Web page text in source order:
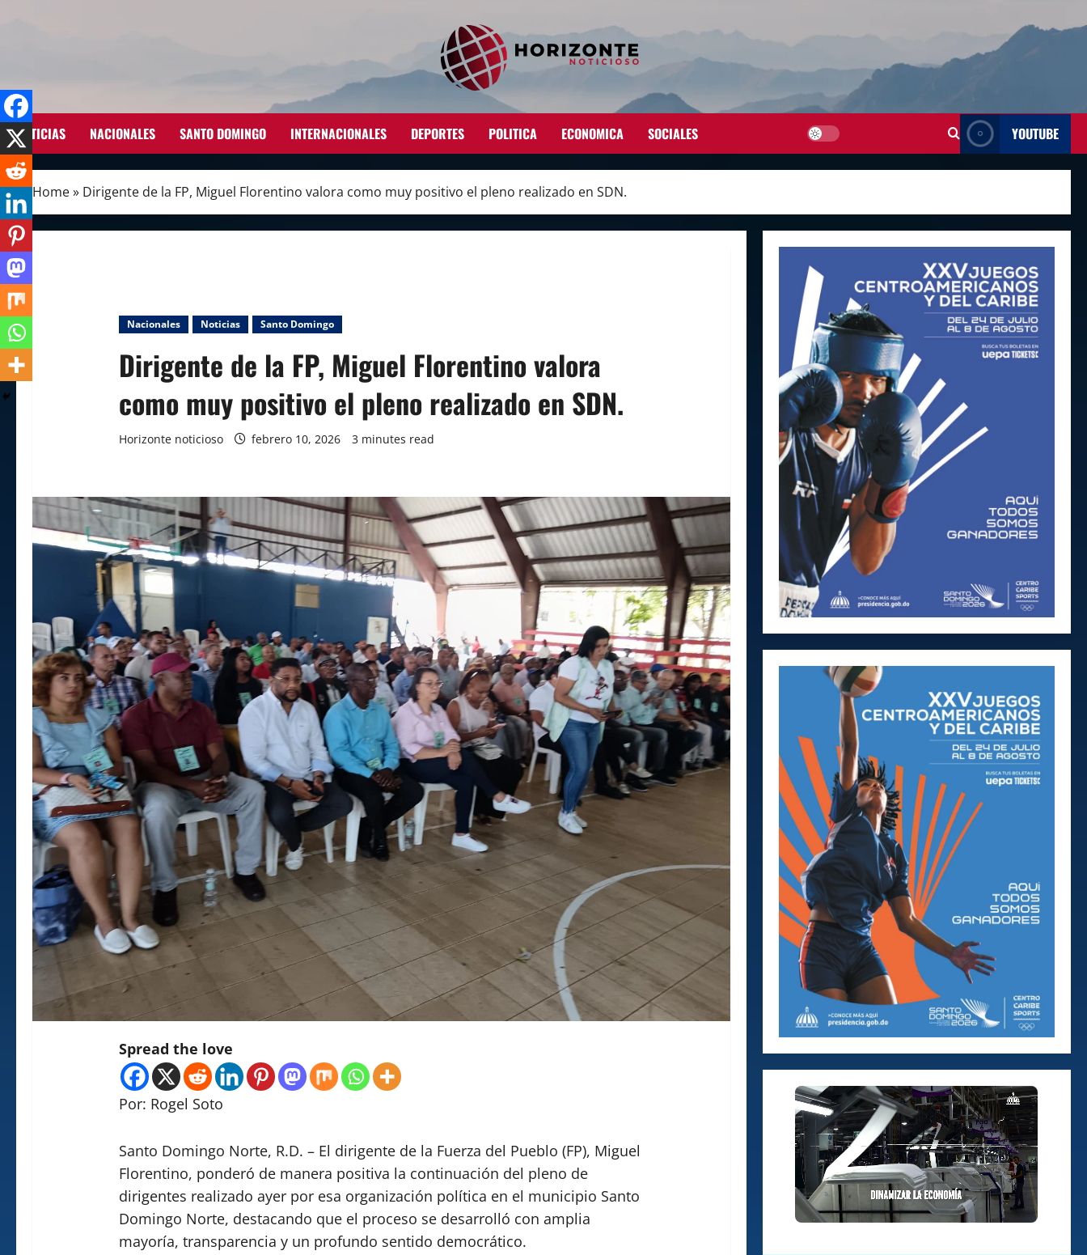
NOTICIAS NACIONALES SANTO DOMINGO INTERNACIONALES DEPORTES POLITICA ECONOMICA SOCIALES YOUTUBE
Home» Dirigente de la FP, Miguel Florentino valora como muy positivo el pleno realizado en SDN.
Nacionales Noticias Santo Domingo
Dirigente de la FP, Miguel Florentino valora
como muy positivo el pleno realizado en SDN.
Horizonte noticioso febrero 10, 2026 3 minutes read
Spread the love
Por: Rogel Soto
Santo Domingo Norte, R.D. – El dirigente de la Fuerza del Pueblo (FP), Miguel
Florentino, ponderó de manera positiva la continuación del pleno de
dirigentes realizado ayer por esa organización política en el municipio Santo
Domingo Norte, destacando que el proceso se desarrolló con amplia
mayoría, transparencia y un profundo sentido democrático.